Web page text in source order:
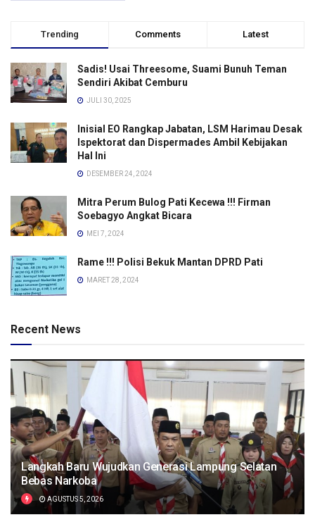
Trending Comments Latest
Sadis! Usai Threesome, Suami Bunuh Teman
Sendiri Akibat Cemburu
JULI 30, 2025
Inisial EO Rangkap Jabatan, LSM Harimau Desak
Ispektorat dan Dispermades Ambil Kebijakan
Hal Ini
DESEMBER 24, 2024
Mitra Perum Bulog Pati Kecewa !!! Firman
Soebagyo Angkat Bicara
MEI 7, 2024
Rame !!! Polisi Bekuk Mantan DPRD Pati
MARET 28, 2024
Recent News
Langkah Baru Wujudkan Generasi Lampung Selatan
Bebas Narkoba
AGUSTUS 5, 2026